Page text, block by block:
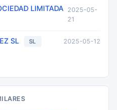
LIMITADA
2025-05-
21
SL SL 2025-05-12